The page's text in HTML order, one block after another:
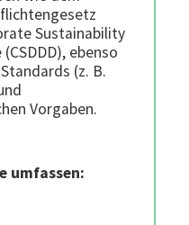
Sustainability
ebenso
(z. B.
Vorgaben.
umfassen: